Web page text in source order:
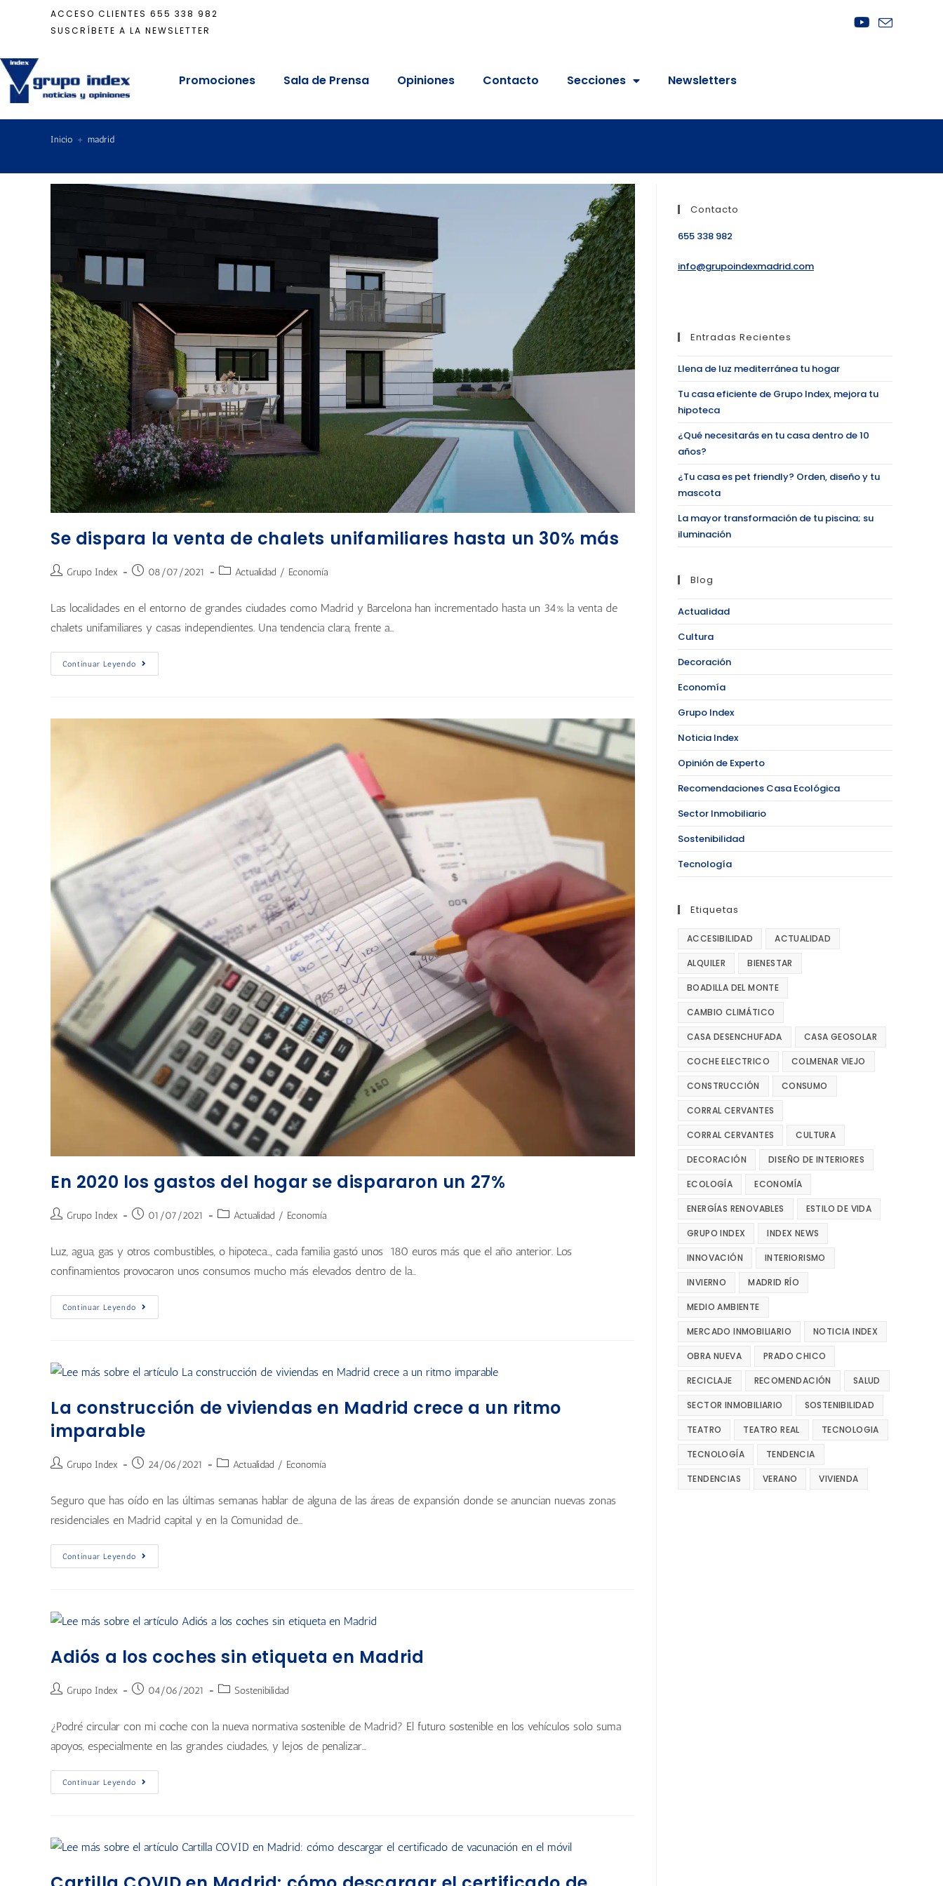
ACCESO CLIENTES 655 338 982
SUSCRÍBETE A LA NEWSLETTER
Promociones Sala de Prensa Opiniones Contacto Secciones Newsletters
Inicio + madrid
Se dispara la venta de chalets unifamiliares hasta un 30% más
Grupo Index 08/07/2021 Actualidad / Economía
Las localidades en el entorno de grandes ciudades como Madrid y Barcelona han incrementado hasta un 34% la venta de
chalets unifamiliares y casas independientes. Una tendencia clara, frente a…
Continuar Leyendo
En 2020 los gastos del hogar se dispararon un 27%
Grupo Index 01/07/2021 Actualidad / Economía
Luz, agua, gas y otros combustibles, o hipoteca…, cada familia gastó unos 180 euros más que el año anterior. Los
confinamientos provocaron unos consumos mucho más elevados dentro de la…
Continuar Leyendo
La construcción de viviendas en Madrid crece a un ritmo
imparable
Grupo Index 24/06/2021 Actualidad / Economía
Seguro que has oído en las últimas semanas hablar de alguna de las áreas de expansión donde se anuncian nuevas zonas
residenciales en Madrid capital y en la Comunidad de…
Continuar Leyendo
Adiós a los coches sin etiqueta en Madrid
Grupo Index 04/06/2021 Sostenibilidad
¿Podré circular con mi coche con la nueva normativa sostenible de Madrid? El futuro sostenible en los vehículos solo suma
apoyos, especialmente en las grandes ciudades, y lejos de penalizar…
Continuar Leyendo
Contacto
655 338 982
info@grupoindexmadrid.com
Entradas Recientes
Llena de luz mediterránea tu hogar
Tu casa eficiente de Grupo Index, mejora tu
hipoteca
¿Qué necesitarás en tu casa dentro de 10
años?
¿Tu casa es pet friendly? Orden, diseño y tu
mascota
La mayor transformación de tu piscina; su
iluminación
Blog
Actualidad
Cultura
Decoración
Economía
Grupo Index
Noticia Index
Opinión de Experto
Recomendaciones Casa Ecológica
Sector Inmobiliario
Sostenibilidad
Tecnología
Etiquetas
ACCESIBILIDAD ACTUALIDAD
ALQUILER BIENESTAR
BOADILLA DEL MONTE
CAMBIO CLIMÁTICO
CASA DESENCHUFADA CASA GEOSOLAR
COCHE ELECTRICO COLMENAR VIEJO
CONSTRUCCIÓN CONSUMO
CORRAL CERVANTES
CORRAL CERVANTES CULTURA
DECORACIÓN DISEÑO DE INTERIORES
ECOLOGÍA ECONOMÍA
ENERGÍAS RENOVABLES ESTILO DE VIDA
GRUPO INDEX INDEX NEWS
INNOVACIÓN INTERIORISMO
INVIERNO MADRID RÍO
MEDIO AMBIENTE
MERCADO INMOBILIARIO NOTICIA INDEX
OBRA NUEVA PRADO CHICO
RECICLAJE RECOMENDACIÓN SALUD
SECTOR INMOBILIARIO SOSTENIBILIDAD
TEATRO TEATRO REAL TECNOLOGIA
TECNOLOGÍA TENDENCIA
TENDENCIAS VERANO VIVIENDA